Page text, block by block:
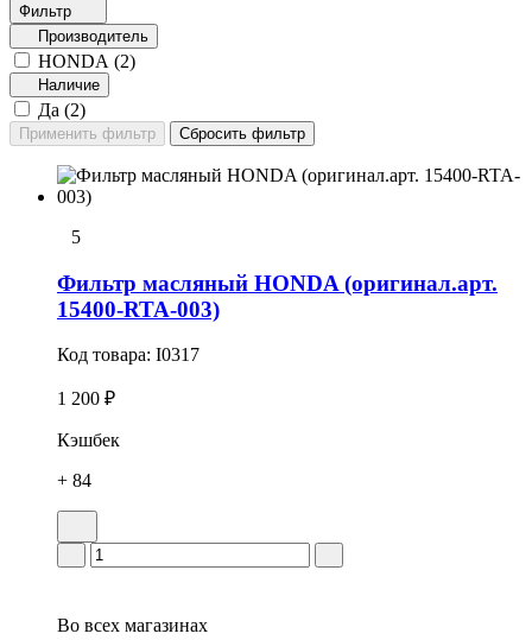
Фильтр
Производитель
HONDA (2)
Наличие
Да (2)
5
Фильтр масляный HONDA (оригинал.арт.
15400-RTA-003)
Код товара: I0317
1 200 ₽
Кэшбек
+ 84
Во всех магазинах